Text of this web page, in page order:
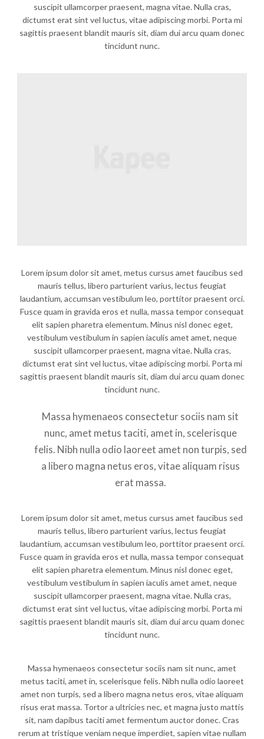
suscipit ullamcorper praesent, magna vitae. Nulla cras,
dictumst erat sint vel luctus, vitae adipiscing morbi. Porta mi
sagittis praesent blandit mauris sit, diam dui arcu quam donec
tincidunt nunc.
Lorem ipsum dolor sit amet, metus cursus amet faucibus sed
mauris tellus, libero parturient varius, lectus feugiat
laudantium, accumsan vestibulum leo, porttitor praesent orci.
Fusce quam in gravida eros et nulla, massa tempor consequat
elit sapien pharetra elementum. Minus nisl donec eget,
vestibulum vestibulum in sapien iaculis amet amet, neque
suscipit ullamcorper praesent, magna vitae. Nulla cras,
dictumst erat sint vel luctus, vitae adipiscing morbi. Porta mi
sagittis praesent blandit mauris sit, diam dui arcu quam donec
tincidunt nunc.
Massa hymenaeos consectetur sociis nam sit
nunc, amet metus taciti, amet in, scelerisque
felis. Nibh nulla odio laoreet amet non turpis, sed
a libero magna netus eros, vitae aliquam risus
erat massa.
Lorem ipsum dolor sit amet, metus cursus amet faucibus sed
mauris tellus, libero parturient varius, lectus feugiat
laudantium, accumsan vestibulum leo, porttitor praesent orci.
Fusce quam in gravida eros et nulla, massa tempor consequat
elit sapien pharetra elementum. Minus nisl donec eget,
vestibulum vestibulum in sapien iaculis amet amet, neque
suscipit ullamcorper praesent, magna vitae. Nulla cras,
dictumst erat sint vel luctus, vitae adipiscing morbi. Porta mi
sagittis praesent blandit mauris sit, diam dui arcu quam donec
tincidunt nunc.
Massa hymenaeos consectetur sociis nam sit nunc, amet
metus taciti, amet in, scelerisque felis. Nibh nulla odio laoreet
amet non turpis, sed a libero magna netus eros, vitae aliquam
risus erat massa. Tortor a ultricies nec, et magna justo mattis
sit, nam dapibus taciti amet fermentum auctor donec. Cras
rerum at tristique veniam neque imperdiet, sapien vitae nullam